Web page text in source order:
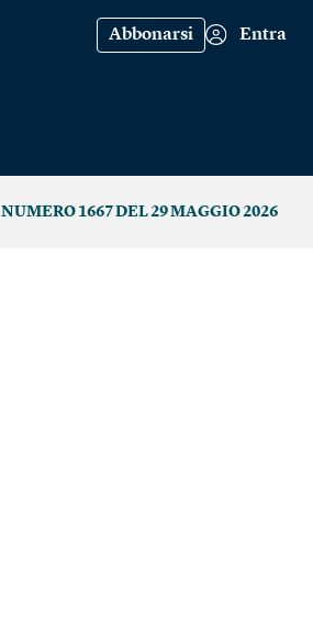
Abbonarsi Entra
NUMERO 1667 DEL 29 MAGGIO 2026